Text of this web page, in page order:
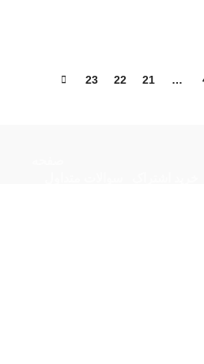
…
21
22
23